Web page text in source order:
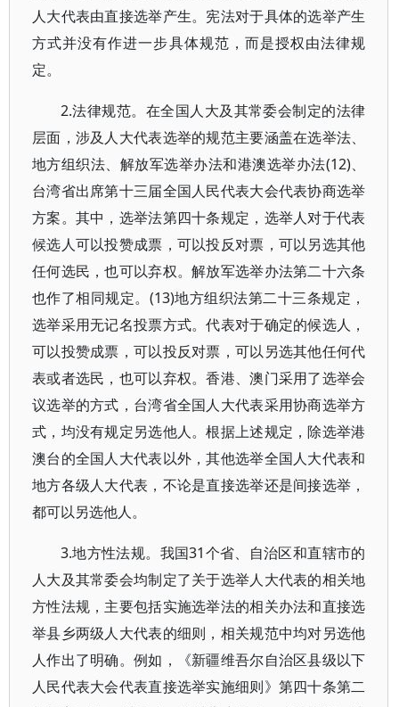
人大代表由直接选举产生。宪法对于具体的选举产生
方式并没有作进一步具体规范，而是授权由法律规
定。
2.法律规范。在全国人大及其常委会制定的法律
层面，涉及人大代表选举的规范主要涵盖在选举法、
地方组织法、解放军选举办法和港澳选举办法(12)、
台湾省出席第十三届全国人民代表大会代表协商选举
方案。其中，选举法第四十条规定，选举人对于代表
候选人可以投赞成票，可以投反对票，可以另选其他
任何选民，也可以弃权。解放军选举办法第二十六条
也作了相同规定。(13)地方组织法第二十三条规定，
选举采用无记名投票方式。代表对于确定的候选人，
可以投赞成票，可以投反对票，可以另选其他任何代
表或者选民，也可以弃权。香港、澳门采用了选举会
议选举的方式，台湾省全国人大代表采用协商选举方
式，均没有规定另选他人。根据上述规定，除选举港
澳台的全国人大代表以外，其他选举全国人大代表和
地方各级人大代表，不论是直接选举还是间接选举，
都可以另选他人。
3.地方性法规。我国31个省、自治区和直辖市的
人大及其常委会均制定了关于选举人大代表的相关地
方性法规，主要包括实施选举法的相关办法和直接选
举县乡两级人大代表的细则，相关规范中均对另选他
人作出了明确。例如，《新疆维吾尔自治区县级以下
人民代表大会代表直接选举实施细则》第四十条第二